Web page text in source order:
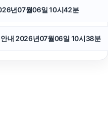
년07월06일 10시42분
안내 2026년07월06일 10시38분